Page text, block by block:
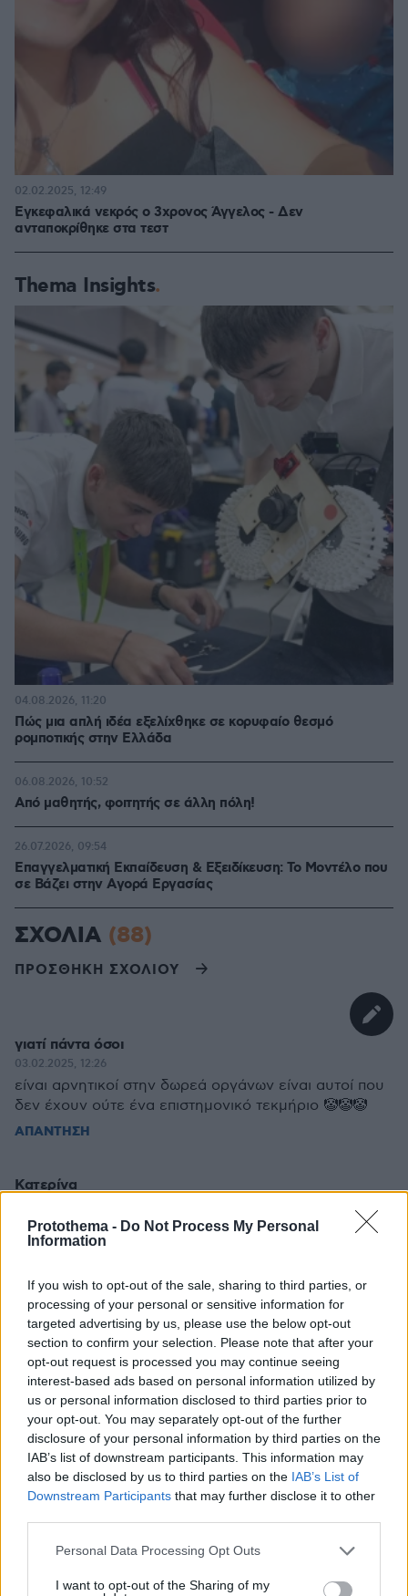
Protothema - Do Not Process My Personal
Information
If you wish to opt-out of the sale, sharing to third parties, or
processing of your personal or sensitive information for
targeted advertising by us, please use the below opt-out
section to confirm your selection. Please note that after your
opt-out request is processed you may continue seeing
interest-based ads based on personal information utilized by
us or personal information disclosed to third parties prior to
your opt-out. You may separately opt-out of the further
disclosure of your personal information by third parties on the
IAB’s list of downstream participants. This information may
also be disclosed by us to third parties on the IAB’s List of
Downstream Participants that may further disclose it to other
Please note that this website/app uses one or more Google
not limited to your visit or usage behaviour. You may click to
Personal Data Processing Opt Outs
I want to opt-out of the Sharing of my
Εγκεφαλικά νεκρός ο 3χρονος Άγγελος - Δεν
ανταποκρίθηκε στα τεστ
02.02.2025, 12:49
Thema Insights
Πώς μια απλή ιδέα εξελίχθηκε σε κορυφαίο θεσμό
ρομποτικής στην Ελλάδα
04.08.2026, 11:20
Από μαθητής, φοιτητής σε άλλη πόλη!
06.08.2026, 10:52
Επαγγελματική Εκπαίδευση & Εξειδίκευση: Το Mοντέλο που
σε Bάζει στην Aγορά Eργασίας
26.07.2026, 09:54
ΣΧΟΛΙΑ (88)
ΠΡΟΣΘΗΚΗ ΣΧΟΛΙΟΥ
γιατί πάντα όσοι
03.02.2025, 12:26
είναι αρνητικοί στην δωρεά οργάνων είναι αυτοί που
δεν έχουν ούτε ένα επιστημονικό τεκμήριο 🤡🤡🤡
ΑΠΑΝΤΗΣΗ
Κατερίνα
Να μην αγγίξουν το σώμα του παιδιού.Ας το
αφήσουν να ησυχάσει.
Ηλιανα
03.02.2025, 07:19
το παιδι αυτο οτι μπορουσε να παθει το επαθε, με
τα οργανα αυτα μπορει να σωθει η ζωη ενος
αλλου παιδιου.
ΑΠΑΝΤΗΣΗ
John
03.02.2025, 01:31
στην Ιταλία και έχει μπει στην λίστα περιμένοντας